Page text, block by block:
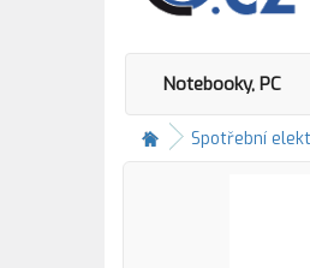
Notebooky, PC
Spotřební